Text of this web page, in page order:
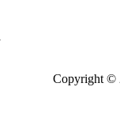
Copyright ©